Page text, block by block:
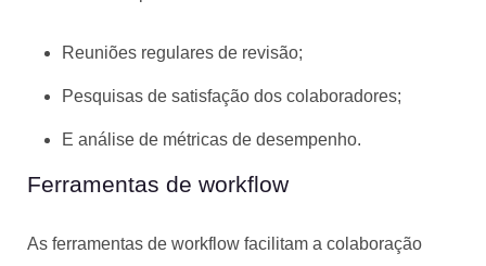
Reuniões regulares de revisão;
Pesquisas de satisfação dos colaboradores;
E análise de métricas de desempenho.
Ferramentas de workflow
As ferramentas de workflow facilitam a colaboração